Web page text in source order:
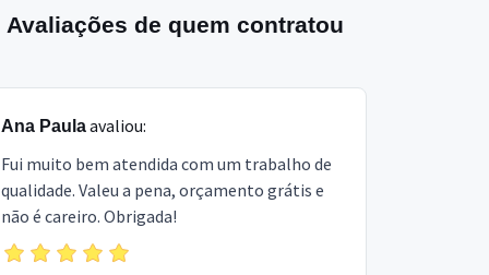
Avaliações de quem contratou
Ana Paulaavaliou:
Fui muito bem atendida com um trabalho de
qualidade. Valeu a pena, orçamento grátis e
não é careiro. Obrigada!